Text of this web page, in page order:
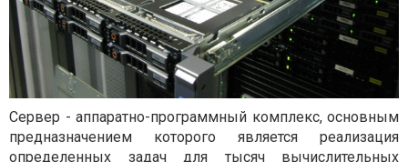
Сервер - аппаратно-программный комплекс, основным
предназначением которого является реализация
определенных задач для тысяч вычислительных